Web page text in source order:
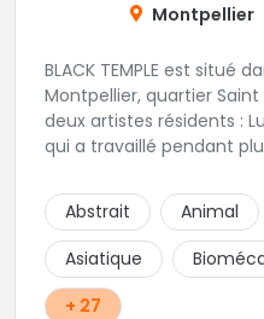
Montpellier
BLACK TEMPLE est situé
Montpellier, quartier Saint Roch. La
deux artistes résidents : Luciano, tatoueur argentin,
qui a travaillé pendant
qui a travaillé dans
avant de rejoindre notre
accueille plusieurs
guests tout au long de
d'autres styles.
Abstrait Animal
Asiatique
+ 27